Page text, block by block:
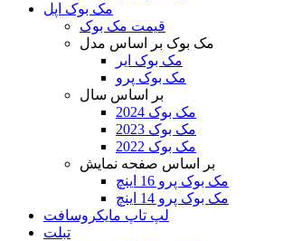
مک بوک اپل
قیمت مک بوک
مک بوک بر اساس مدل
مک بوک ایر
مک بوک پرو
بر اساس سال
مک بوک 2024
مک بوک 2023
مک بوک 2022
بر اساس صفحه نمایش
مک بوک پرو 16 اینچ
مک بوک پرو 14 اینچ
لپ تاپ مایکروسافت
تبلت